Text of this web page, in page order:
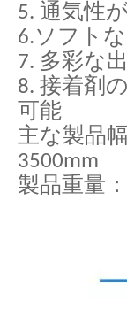
5. 通気性
6.ソフト
7. 多彩な
8. 接着剤
可能
主な製品
3500mm
製品重量